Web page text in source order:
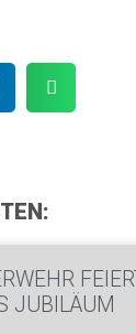
JUBILÄUM